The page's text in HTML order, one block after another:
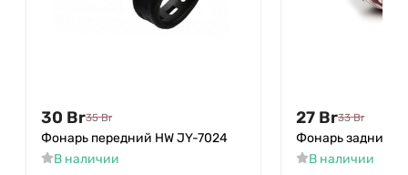
30 Br35 Br
Фонарь передний HW JY-7024
В наличии
27 Br33 Br
Фонарь задний
В наличии